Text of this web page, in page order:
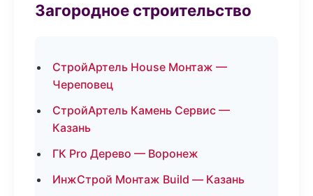
Загородное строительство
СтройАртель House Монтаж —
Череповец
СтройАртель Камень Сервис —
Казань
ГК Pro Дерево — Воронеж
ИнжСтрой Монтаж Build — Казань